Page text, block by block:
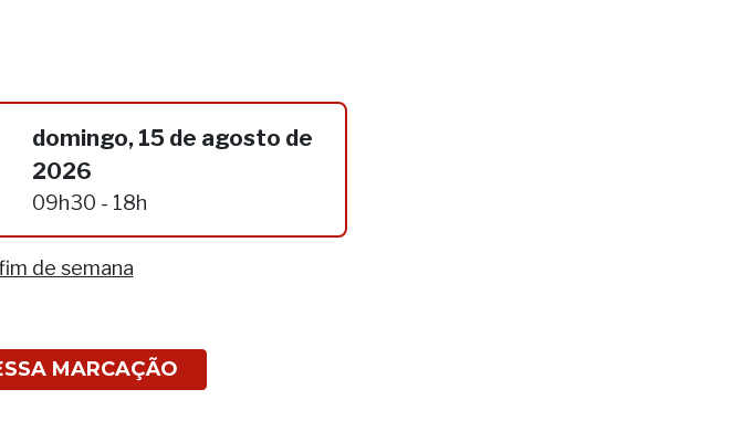
domingo, 15 de agosto de
2026
09h30 - 18h
de semana
MARCAÇÃO